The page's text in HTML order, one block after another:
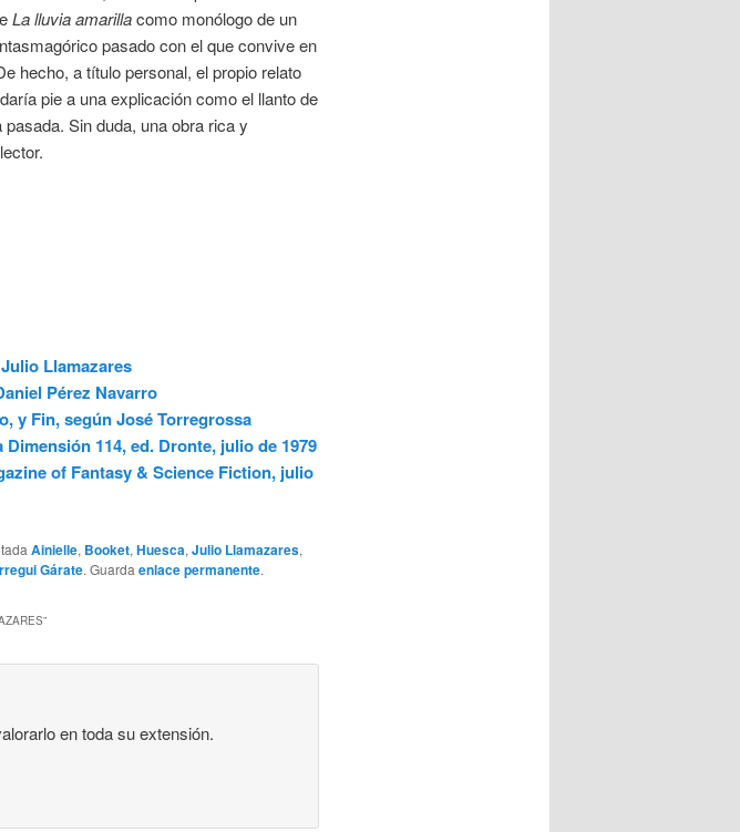
La lluvia amarillacomo monólogo de un
pasado con el que convive en
hecho, a título personal, el propio relato
pie a una explicación como el llanto de
Sin duda, una obra rica y
Llamazares
Pérez Navarro
y Fin, según José Torregrossa
114, ed. Dronte, julio de 1979
of Fantasy & Science Fiction, julio
Ainielle, Booket, Huesca, Julio Llamazares,
Gárate. Guarda enlace permanente.
”
en toda su extensión.